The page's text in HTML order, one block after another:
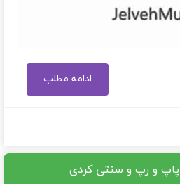
ادامه مطلب
پاپ و رپ و سنتی کردی